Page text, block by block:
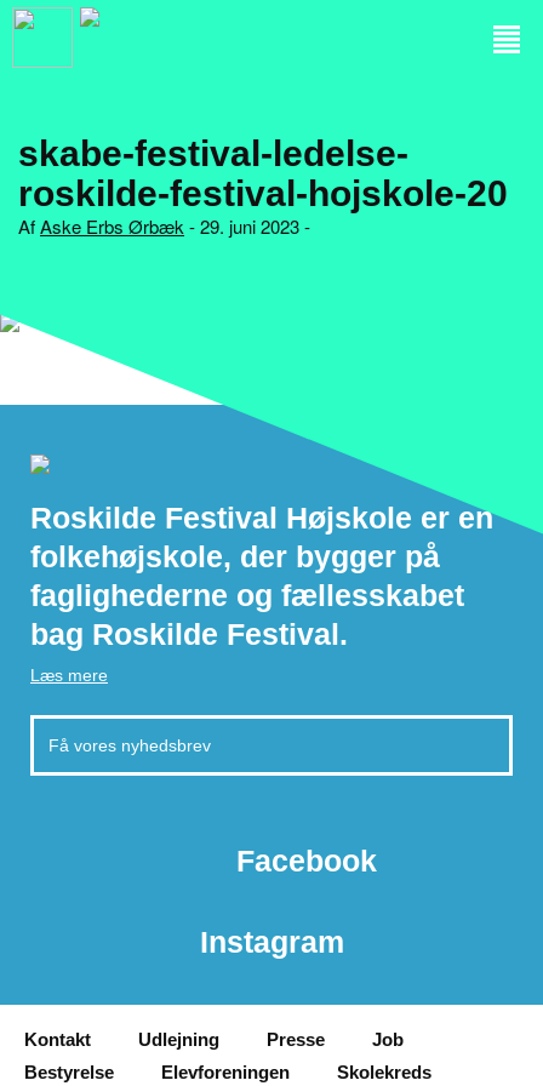
skabe-festival-ledelse-
roskilde-festival-hojskole-20
AfAske Erbs Ørbæk - 29. juni 2023 -
Roskilde Festival Højskole er en
folkehøjskole, der bygger på
faglighederne og fællesskabet
bag Roskilde Festival.
Læs mere
Facebook
Instagram
Kontakt Udlejning Presse
Job
Bestyrelse
Elevforeningen Skolekreds